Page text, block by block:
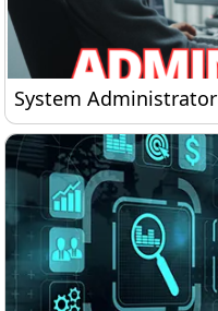
System Administrator
System Administrator